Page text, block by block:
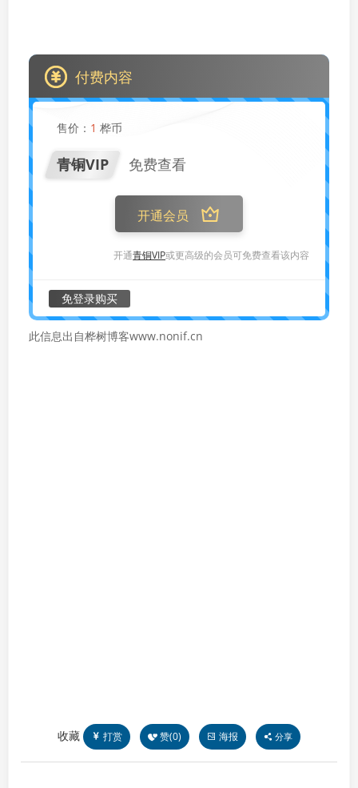
付费内容
售价： 1 桦币
青铜VIP 免费查看
开通会员
开通青铜VIP或更高级的会员可免费查看该内容
免登录购买
此信息出自桦树博客www.nonif.cn
收藏 打赏 赞(0) 海报 分享